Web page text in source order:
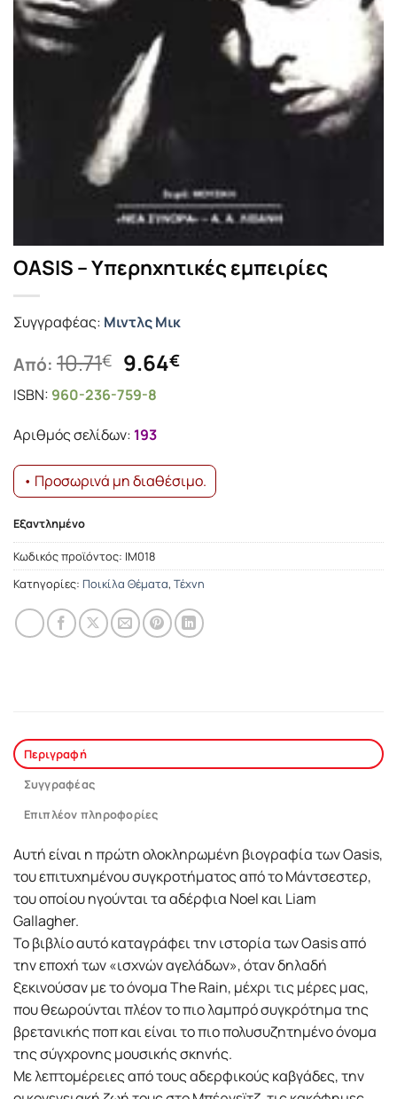
OASIS – Υπερηχητικές εμπειρίες
Συγγραφέας: Μιντλς Μικ
Από: 10.71€ Original
price
was:
10.71€.
9.64€Η
ISBN: 960-236-759-8
Αριθμός σελίδων: 193
• Προσωρινά μη διαθέσιμο.
Εξαντλημένο
Κωδικός προϊόντος: ΙΜ018
Κατηγορίες: Ποικίλα Θέματα, Τέχνη
Περιγραφή
Συγγραφέας
Επιπλέον πληροφορίες
Αυτή είναι η πρώτη ολοκληρωμένη βιογραφία των Oasis,
του επιτυχημένου συγκροτήματος από το Μάντσεστερ,
του οποίου ηγούνται τα αδέρφια Noel και Liam
Gallagher.
Το βιβλίο αυτό καταγράφει την ιστορία των Oasis από
την εποχή των «ισχνών αγελάδων», όταν δηλαδή
ξεκινούσαν με το όνομα The Rain, μέχρι τις μέρες μας,
που θεωρούνται πλέον το πιο λαμπρό συγκρότημα της
βρετανικής ποπ και είναι το πιο πολυσυζητημένο όνομα
της σύγχρονης μουσικής σκηνής.
Με λεπτομέρειες από τους αδερφικούς καβγάδες, την